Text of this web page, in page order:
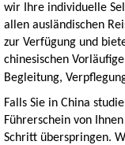
wir Ihre individuelle
allen ausländischen
zur Verfügung und
chinesischen
Begleitung,
Falls Sie in China
Führerschein von
Schritt überspringen.